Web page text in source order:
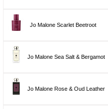
Jo Malone Scarlet Beetroot
Jo Malone Sea Salt & Bergamot
Jo Malone Rose & Oud Leather